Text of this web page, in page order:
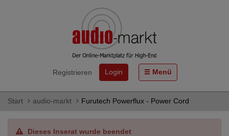
Registrieren Login Menü
Start audio-markt Furutech Powerflux - Power Cord
Dieses Inserat wurde beendet